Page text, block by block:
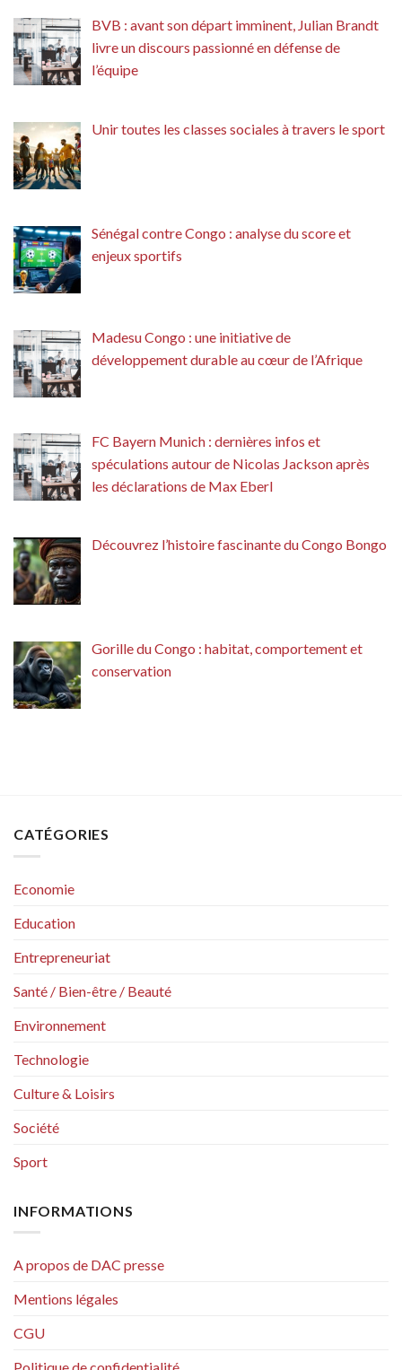
BVB : avant son départ imminent, Julian Brandt
livre un discours passionné en défense de
l’équipe
Unir toutes les classes sociales à travers le sport
Sénégal contre Congo : analyse du score et
enjeux sportifs
Madesu Congo : une initiative de
développement durable au cœur de l’Afrique
FC Bayern Munich : dernières infos et
spéculations autour de Nicolas Jackson après
les déclarations de Max Eberl
Découvrez l’histoire fascinante du Congo Bongo
Gorille du Congo : habitat, comportement et
conservation
CATÉGORIES
Economie
Education
Entrepreneuriat
Santé / Bien-être / Beauté
Environnement
Technologie
Culture & Loisirs
Société
Sport
INFORMATIONS
A propos de DAC presse
Mentions légales
CGU